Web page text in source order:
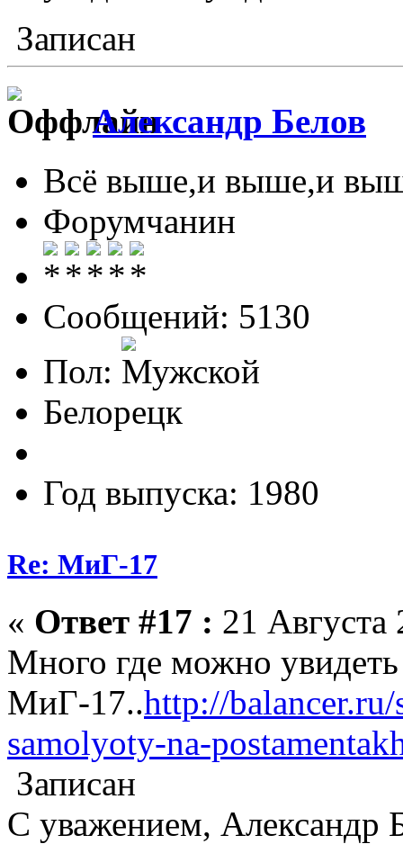
Записан
Александр Белов
Всё выше,и выше,и
Форумчанин
Сообщений: 5130
Пол:
Белорецк
Год выпуска: 1980
Re: МиГ-17
« Ответ #17 : 21 Августа
Много где можно увидеть
МиГ-17..http://
samolyoty-na-
Записан
С уважением, Александр